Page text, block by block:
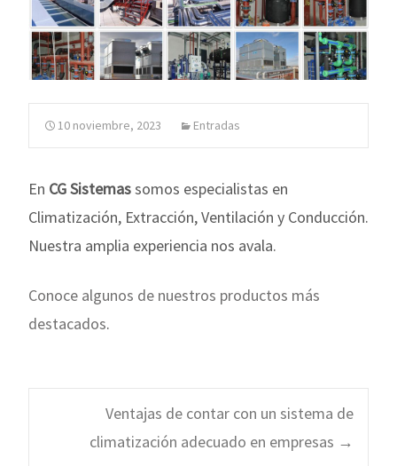
10 noviembre, 2023 Entradas
En CG Sistemassomos especialistas en
Climatización, Extracción, Ventilación y Conducción.
Nuestra amplia experiencia nos avala.
Conoce algunos de nuestros productos más
destacados.
Navegación
Ventajas de contar con un sistema de
climatización adecuado en empresas →